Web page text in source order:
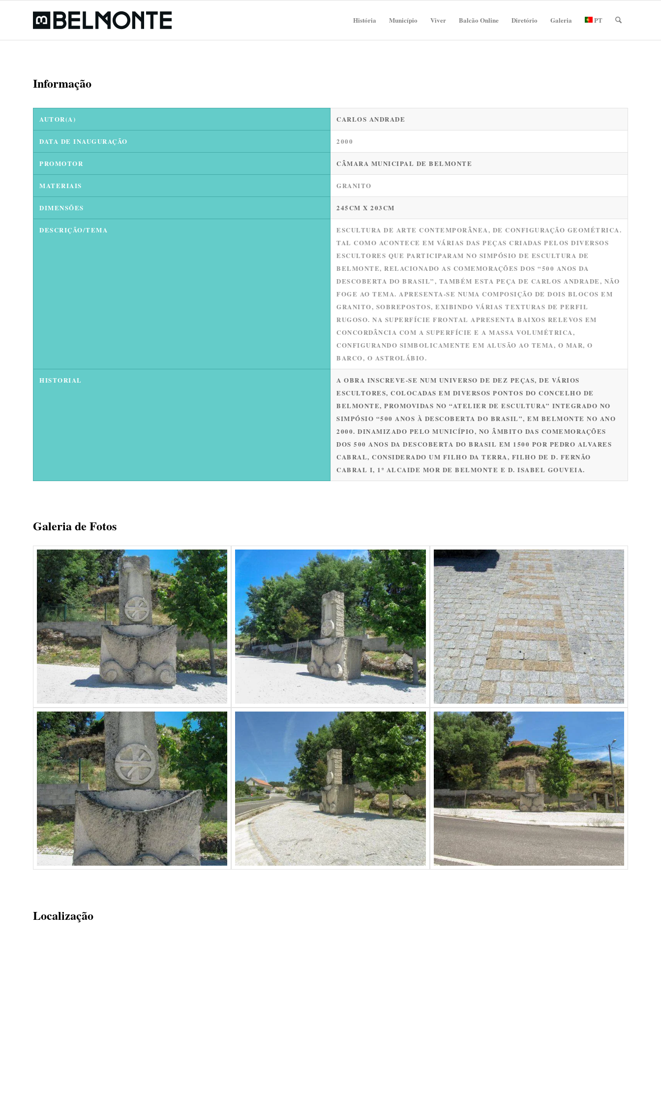
História Município Viver Balcão Online Diretório Galeria PT
Informação
AUTOR(A) CARLOS ANDRADE
DATA DE INAUGURAÇÃO 2000
PROMOTOR CÂMARA MUNICIPAL DE BELMONTE
MATERIAIS GRANITO
DIMENSÕES 245CM X 203CM
DESCRIÇÃO/TEMA
ESCULTURA DE ARTE CONTEMPORÂNEA, DE CONFIGURAÇÃO GEOMÉTRICA.
TAL COMO ACONTECE EM VÁRIAS DAS PEÇAS CRIADAS PELOS DIVERSOS
ESCULTORES QUE PARTICIPARAM NO SIMPÓSIO DE ESCULTURA DE
BELMONTE, RELACIONADO AS COMEMORAÇÕES DOS “500 ANOS DA
DESCOBERTA DO BRASIL”, TAMBÉM ESTA PEÇA DE CARLOS ANDRADE, NÃO
FOGE AO TEMA. APRESENTA-SE NUMA COMPOSIÇÃO DE DOIS BLOCOS EM
GRANITO, SOBREPOSTOS, EXIBINDO VÁRIAS TEXTURAS DE PERFIL
RUGOSO. NA SUPERFÍCIE FRONTAL APRESENTA BAIXOS RELEVOS EM
CONCORDÂNCIA COM A SUPERFÍCIE E A MASSA VOLUMÉTRICA,
CONFIGURANDO SIMBOLICAMENTE EM ALUSÃO AO TEMA, O MAR, O
BARCO, O ASTROLÁBIO.
HISTORIAL
A OBRA INSCREVE-SE NUM UNIVERSO DE DEZ PEÇAS, DE VÁRIOS
ESCULTORES, COLOCADAS EM DIVERSOS PONTOS DO CONCELHO DE
BELMONTE, PROMOVIDAS NO “ATELIER DE ESCULTURA” INTEGRADO NO
SIMPÓSIO “500 ANOS À DESCOBERTA DO BRASIL”, EM BELMONTE NO ANO
2000. DINAMIZADO PELO MUNICÍPIO, NO ÂMBITO DAS COMEMORAÇÕES
DOS 500 ANOS DA DESCOBERTA DO BRASIL EM 1500 POR PEDRO ALVARES
CABRAL, CONSIDERADO UM FILHO DA TERRA, FILHO DE D. FERNÃO
CABRAL I, 1º ALCAIDE MOR DE BELMONTE E D. ISABEL GOUVEIA.
Galeria de Fotos
Localização